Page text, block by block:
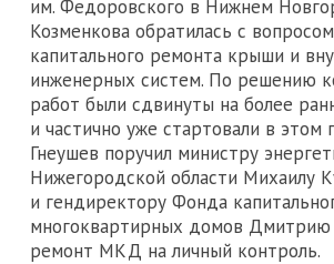
им. Федоровского в Нижнем
Козменкова обратилась с
капитального ремонта крыши и
инженерных систем. По решению
работ были сдвинуты на более
и частично уже стартовали в этом
Гнеушев поручил министру
Нижегородской области Михаилу
и гендиректору Фонда
многоквартирных домов Дмитрию
ремонт МКД на личный контроль.